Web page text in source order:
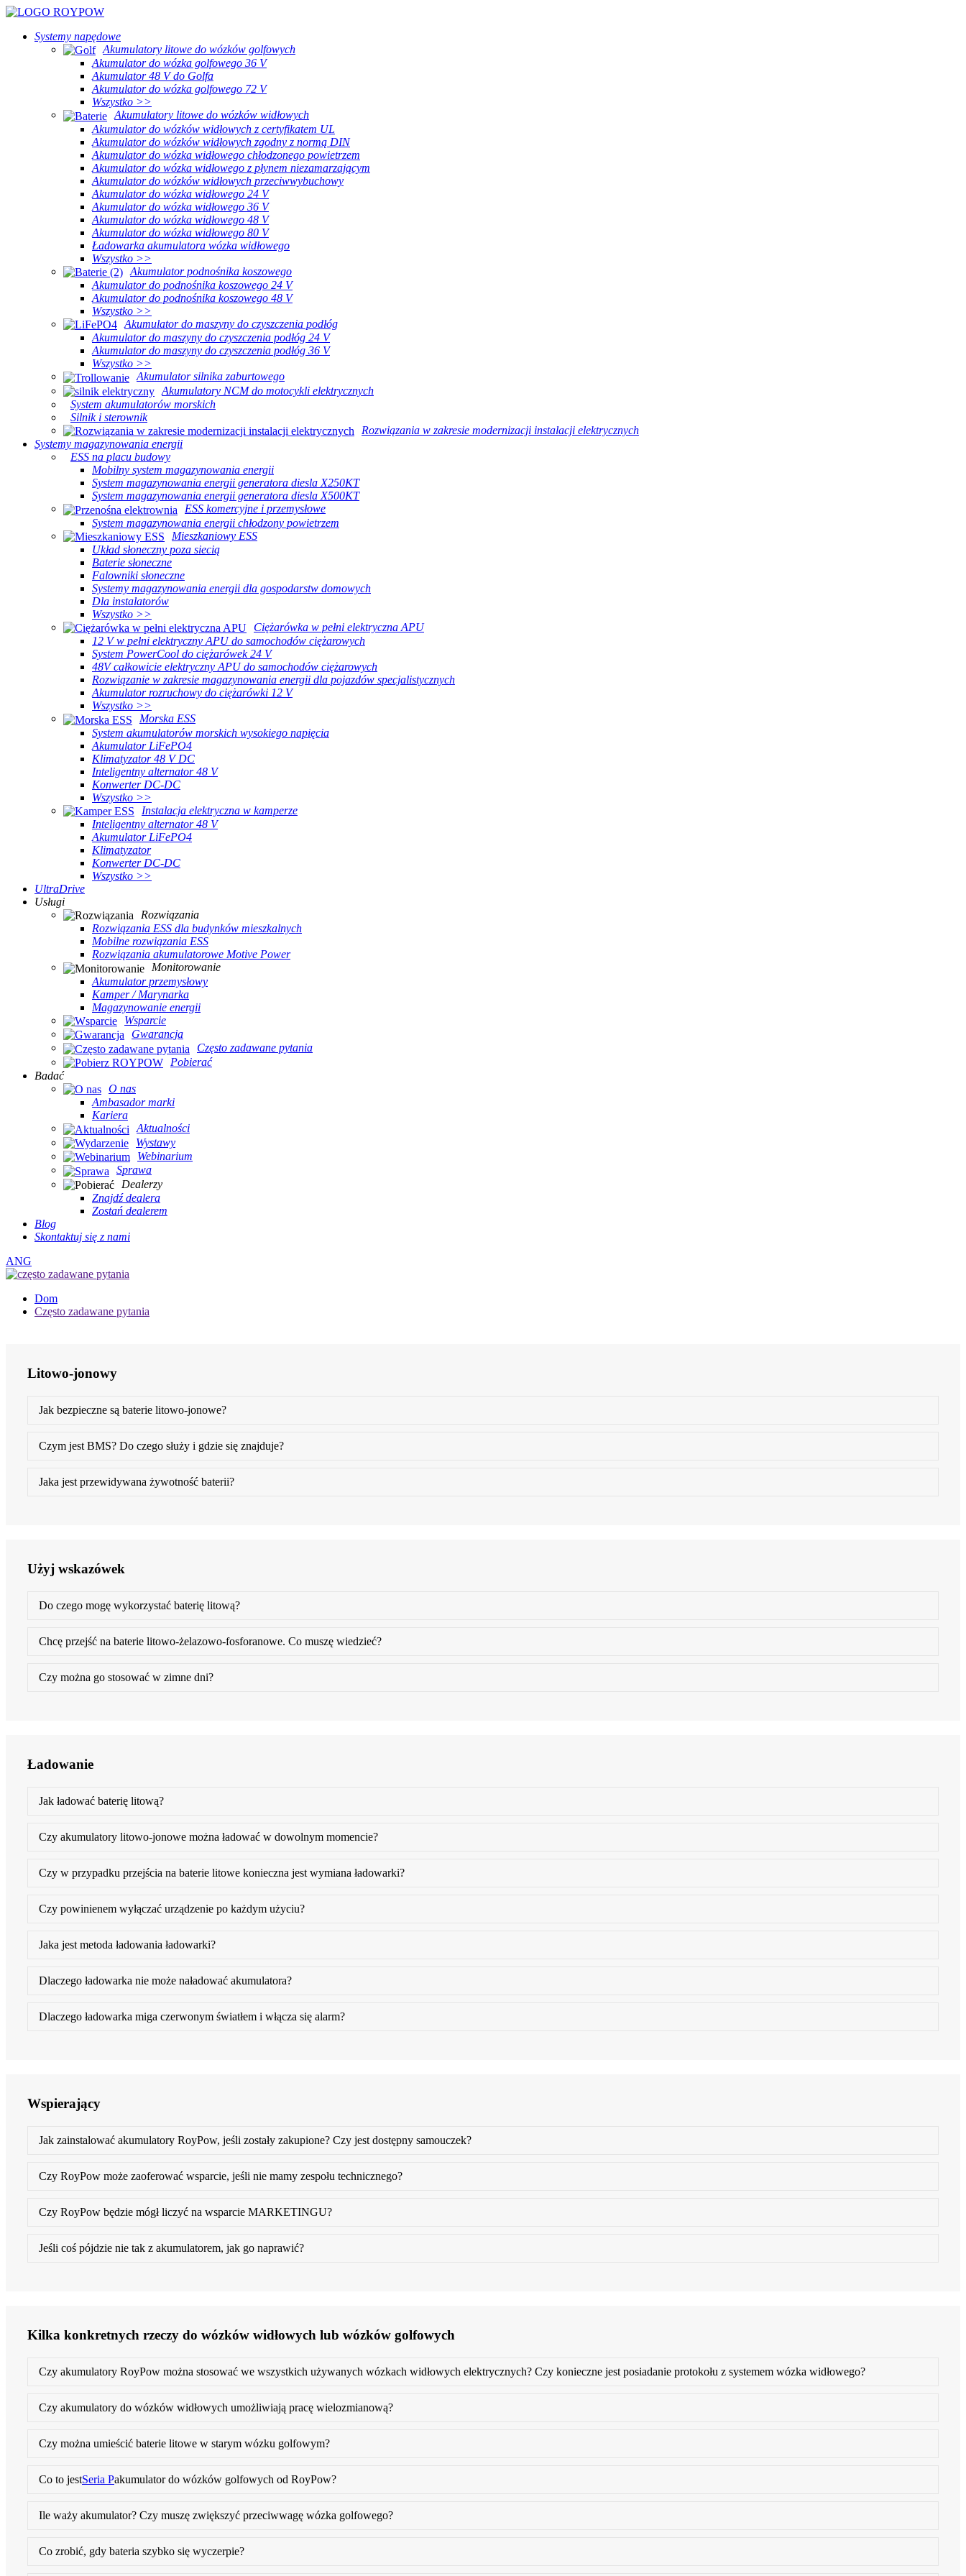
Systemy napędowe
Akumulatory litowe do wózków golfowych
Akumulator do wózka golfowego 36 V
Akumulator 48 V do Golfa
Akumulator do wózka golfowego 72 V
Wszystko >>
Akumulatory litowe do wózków widłowych
Akumulator do wózków widłowych z certyfikatem UL
Akumulator do wózków widłowych zgodny z normą DIN
Akumulator do wózka widłowego chłodzonego powietrzem
Akumulator do wózka widłowego z płynem niezamarzającym
Akumulator do wózków widłowych przeciwwybuchowy
Akumulator do wózka widłowego 24 V
Akumulator do wózka widłowego 36 V
Akumulator do wózka widłowego 48 V
Akumulator do wózka widłowego 80 V
Ładowarka akumulatora wózka widłowego
Wszystko >>
Akumulator podnośnika koszowego
Akumulator do podnośnika koszowego 24 V
Akumulator do podnośnika koszowego 48 V
Wszystko >>
Akumulator do maszyny do czyszczenia podłóg
Akumulator do maszyny do czyszczenia podłóg 24 V
Akumulator do maszyny do czyszczenia podłóg 36 V
Wszystko >>
Akumulator silnika zaburtowego
Akumulatory NCM do motocykli elektrycznych
System akumulatorów morskich
Silnik i sterownik
Rozwiązania w zakresie modernizacji instalacji elektrycznych
Systemy magazynowania energii
ESS na placu budowy
Mobilny system magazynowania energii
System magazynowania energii generatora diesla X250KT
System magazynowania energii generatora diesla X500KT
ESS komercyjne i przemysłowe
System magazynowania energii chłodzony powietrzem
Mieszkaniowy ESS
Układ słoneczny poza siecią
Baterie słoneczne
Falowniki słoneczne
Systemy magazynowania energii dla gospodarstw domowych
Dla instalatorów
Wszystko >>
Ciężarówka w pełni elektryczna APU
12 V w pełni elektryczny APU do samochodów ciężarowych
System PowerCool do ciężarówek 24 V
48V całkowicie elektryczny APU do samochodów ciężarowych
Rozwiązanie w zakresie magazynowania energii dla pojazdów specjalistycznych
Akumulator rozruchowy do ciężarówki 12 V
Wszystko >>
Morska ESS
System akumulatorów morskich wysokiego napięcia
Akumulator LiFePO4
Klimatyzator 48 V DC
Inteligentny alternator 48 V
Konwerter DC-DC
Wszystko >>
Instalacja elektryczna w kamperze
Inteligentny alternator 48 V
Akumulator LiFePO4
Klimatyzator
Konwerter DC-DC
Wszystko >>
UltraDrive
Usługi
Rozwiązania
Rozwiązania ESS dla budynków mieszkalnych
Mobilne rozwiązania ESS
Rozwiązania akumulatorowe Motive Power
Monitorowanie
Akumulator przemysłowy
Kamper / Marynarka
Magazynowanie energii
Wsparcie
Gwarancja
Często zadawane pytania
Pobierać
Badać
O nas
Ambasador marki
Kariera
Aktualności
Wystawy
Webinarium
Sprawa
Dealerzy
Znajdź dealera
Zostań dealerem
Blog
Skontaktuj się z nami
ANG
Dom
Często zadawane pytania
Litowo-jonowy
Jak bezpieczne są baterie litowo-jonowe?
Czym jest BMS? Do czego służy i gdzie się znajduje?
Jaka jest przewidywana żywotność baterii?
Użyj wskazówek
Do czego mogę wykorzystać baterię litową?
Chcę przejść na baterie litowo-żelazowo-fosforanowe. Co muszę wiedzieć?
Czy można go stosować w zimne dni?
Ładowanie
Jak ładować baterię litową?
Czy akumulatory litowo-jonowe można ładować w dowolnym momencie?
Czy w przypadku przejścia na baterie litowe konieczna jest wymiana ładowarki?
Czy powinienem wyłączać urządzenie po każdym użyciu?
Jaka jest metoda ładowania ładowarki?
Dlaczego ładowarka nie może naładować akumulatora?
Dlaczego ładowarka miga czerwonym światłem i włącza się alarm?
Wspierający
Jak zainstalować akumulatory RoyPow, jeśli zostały zakupione? Czy jest dostępny samouczek?
Czy RoyPow może zaoferować wsparcie, jeśli nie mamy zespołu technicznego?
Czy RoyPow będzie mógł liczyć na wsparcie MARKETINGU?
Jeśli coś pójdzie nie tak z akumulatorem, jak go naprawić?
Kilka konkretnych rzeczy do wózków widłowych lub wózków golfowych
Czy akumulatory RoyPow można stosować we wszystkich używanych wózkach widłowych elektrycznych? Czy konieczne jest posiadanie protokołu z systemem wózka widłowego?
Czy akumulatory do wózków widłowych umożliwiają pracę wielozmianową?
Czy można umieścić baterie litowe w starym wózku golfowym?
Co to jestSeria Pakumulator do wózków golfowych od RoyPow?
Ile waży akumulator? Czy muszę zwiększyć przeciwwagę wózka golfowego?
Co zrobić, gdy bateria szybko się wyczerpie?